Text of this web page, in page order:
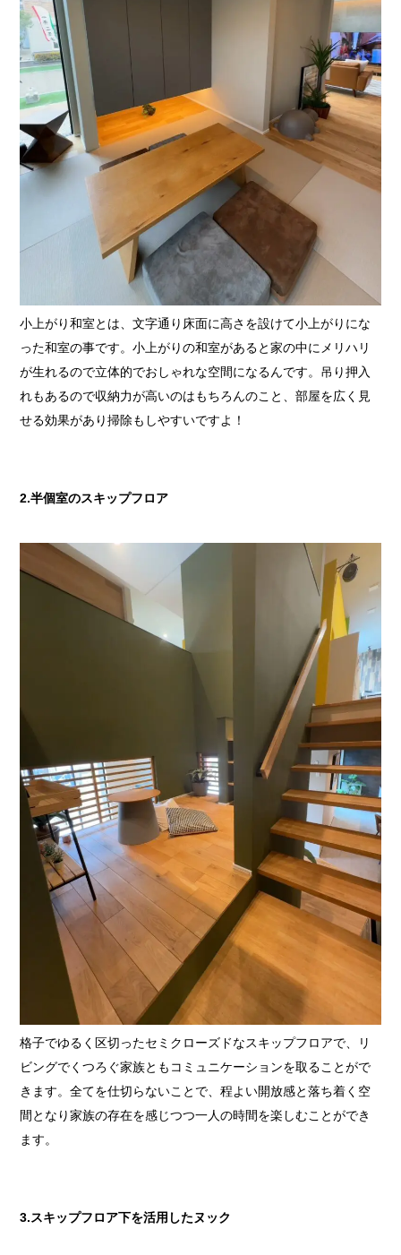
小上がり和室とは、文字通り床面に高さを設けて小上がりにな
った和室の事です。小上がりの和室があると家の中にメリハリ
が生れるので立体的でおしゃれな空間になるんです。吊り押入
れもあるので収納力が高いのはもちろんのこと、部屋を広く見
せる効果があり掃除もしやすいですよ！
2.半個室のスキップフロア
格子でゆるく区切ったセミクローズドなスキップフロアで、リ
ビングでくつろぐ家族ともコミュニケーションを取ることがで
きます。全てを仕切らないことで、程よい開放感と落ち着く空
間となり家族の存在を感じつつ一人の時間を楽しむことができ
ます。
3.スキップフロア下を活用したヌック